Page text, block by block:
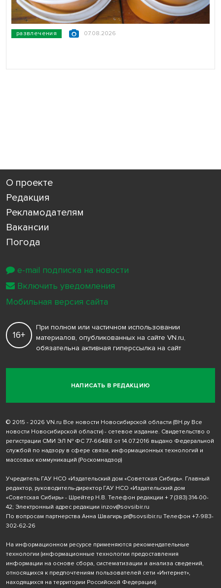
развлечения 07.08.2026
О проекте
Редакция
Рекламодателям
Вакансии
Погода
НАПИСАТЬ В РЕДАКЦИЮ
16+
При полном или частичном использовании
материалов, опубликованных на сайте VN.ru,
обязательна активная гиперссылка на сайт
© 2015 - 2026 VN.ru Все новости Новосибирской области (ВН.ру Все
новости Новосибирской области) - сетевое издание. Свидетельство о
регистрации СМИ ЭЛ № ФС 77-66488 от 14.07.2016 выдано Федеральной
службой по надзору в сфере связи, информационных технологий и
массовых коммуникаций (Роскомнадзор)
Учредитель ГАУ НСО «Издательский дом «Советская Сибирь». Главный
редактор, руководитель-директор ГАУ НСО «Издательский дом
«Советская Сибирь» - Шрейтер Н.В. Телефон редакции + 7 (383) 314-00-
42; Электронный адрес редакции inzov@sovsibir.ru
По вопросам партнерства Анна Швагирь pr@sovsibir.ru Телефон +7-983-
302-62-26
На информационном ресурсе применяются рекомендательные
технологии (информационные технологии предоставления
информации на основе сбора, систематизации и анализа сведений,
относящихся к предпочтениям пользователей сети «Интернет»,
находящихся на территории Российской Федерации).
e-mail подписка на новости
Включить уведомления
Мобильная версия сайта